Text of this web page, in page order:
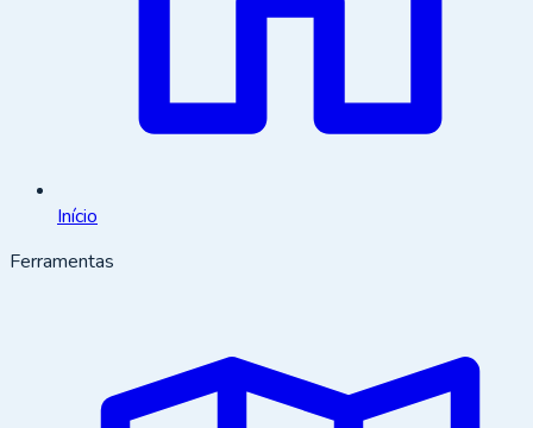
Início
Ferramentas